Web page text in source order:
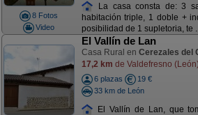
8 Fotos
Video
La casa consta de: 3
habitación triple, 1 doble +
posibilidad de 1 supletoria, te
El Vallín de Lan
Casa Rural en Cerezales del
17,2 km de Valdefresno (León)
6 plazas
19 €
33 km de León
El Vallín de Lan, que